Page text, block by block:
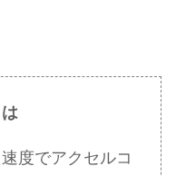
度でアクセルコ